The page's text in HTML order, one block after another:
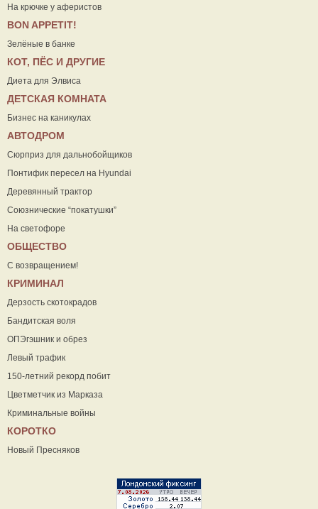
На крючке у аферистов
ВON APPETIT!
Зелёные в банке
КОТ, ПЁС И ДРУГИЕ
Диета для Элвиса
ДЕТСКАЯ КОМНАТА
Бизнес на каникулах
АВТОДРОМ
Сюрприз для дальнобойщиков
Понтифик пересел на Hyundai
Деревянный трактор
Союзнические “покатушки”
На светофоре
ОБЩЕСТВО
С возвращением!
КРИМИНАЛ
Дерзость скотокрадов
Бандитская воля
ОПЭгэшник и обрез
Левый трафик
150-летний рекорд побит
Цветметчик из Марказа
Криминальные войны
КОРОТКО
Новый Пресняков